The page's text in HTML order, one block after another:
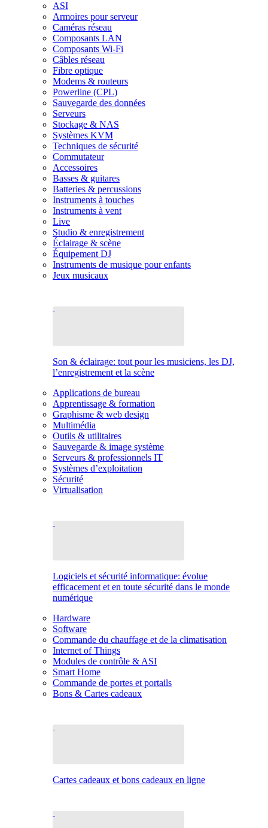
ASI
Armoires pour serveur
Caméras réseau
Composants LAN
Composants Wi-Fi
Câbles réseau
Fibre optique
Modems & routeurs
Powerline (CPL)
Sauvegarde des données
Serveurs
Stockage & NAS
Systèmes KVM
Techniques de sécurité
Commutateur
Accessoires
Basses & guitares
Batteries & percussions
Instruments à touches
Instruments à vent
Live
Studio & enregistrement
Éclairage & scène
Équipement DJ
Instruments de musique pour enfants
Jeux musicaux
Son & éclairage: tout pour les musiciens, les DJ,
l’enregistrement et la scène
Applications de bureau
Apprentissage & formation
Graphisme & web design
Multimédia
Outils & utilitaires
Sauvegarde & image système
Serveurs & professionnels IT
Systèmes d’exploitation
Sécurité
Virtualisation
Logiciels et sécurité informatique: évolue
efficacement et en toute sécurité dans le monde
numérique
Hardware
Software
Commande du chauffage et de la climatisation
Internet of Things
Modules de contrôle & ASI
Smart Home
Commande de portes et portails
Bons & Cartes cadeaux
Cartes cadeaux et bons cadeaux en ligne